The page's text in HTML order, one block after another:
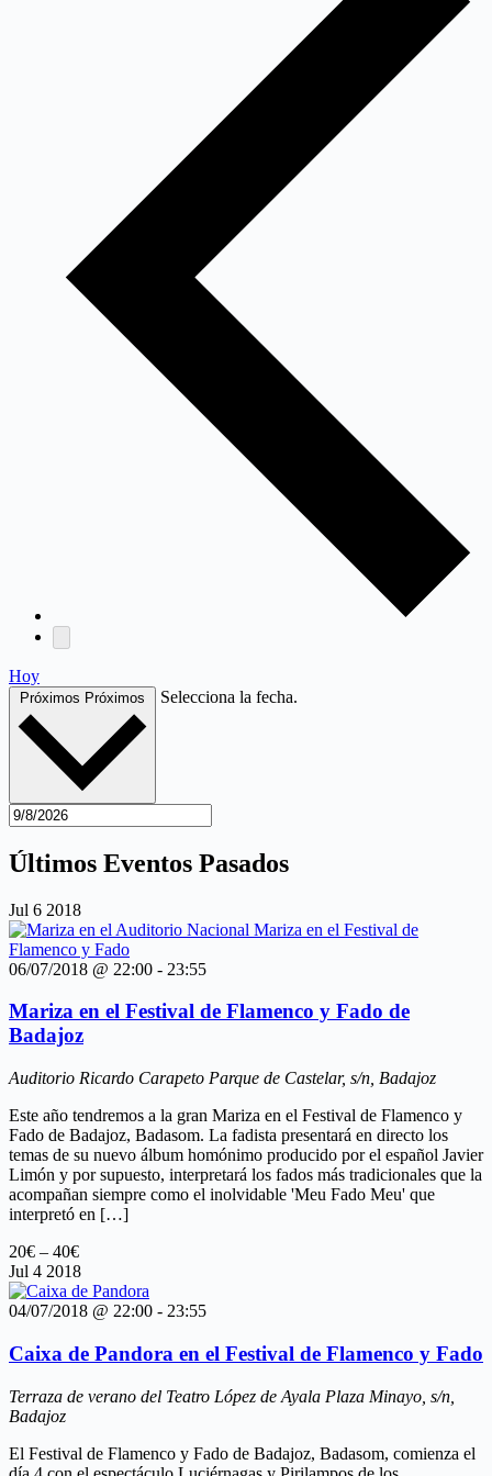
Hoy
Próximos Próximos Selecciona la fecha.
Últimos Eventos Pasados
Jul 6 2018
06/07/2018 @ 22:00 - 23:55
Mariza en el Festival de Flamenco y Fado de
Badajoz
Auditorio Ricardo Carapeto Parque de Castelar, s/n, Badajoz
Este año tendremos a la gran Mariza en el Festival de Flamenco y
Fado de Badajoz, Badasom. La fadista presentará en directo los
temas de su nuevo álbum homónimo producido por el español Javier
Limón y por supuesto, interpretará los fados más tradicionales que la
acompañan siempre como el inolvidable 'Meu Fado Meu' que
interpretó en […]
20€ – 40€
Jul 4 2018
04/07/2018 @ 22:00 - 23:55
Caixa de Pandora en el Festival de Flamenco y Fado
Terraza de verano del Teatro López de Ayala Plaza Minayo, s/n,
Badajoz
El Festival de Flamenco y Fado de Badajoz, Badasom, comienza el